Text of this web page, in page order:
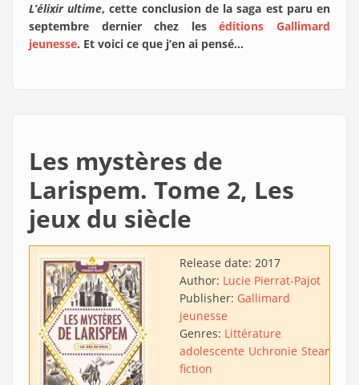
L’élixir ultime, cette conclusion de la saga est paru en
septembre dernier chez leséditions Gallimard
jeunesse. Et voici ce que j’en ai pensé…
Les mystères de
Larispem. Tome 2, Les
jeux du siècle
Release date: 2017
Author: Lucie Pierrat-Pajot
Publisher: Gallimard
jeunesse
Genres: Littérature
adolescente Uchronie
fiction